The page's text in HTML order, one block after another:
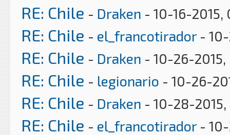
RE: Chile - Draken - 10-16-2015,
RE: Chile - el_francotirador- 10-
RE: Chile - Draken - 10-26-
RE: Chile - legionario - 10-26-
RE: Chile - Draken - 10-28-
RE: Chile - el_francotirador- 10-